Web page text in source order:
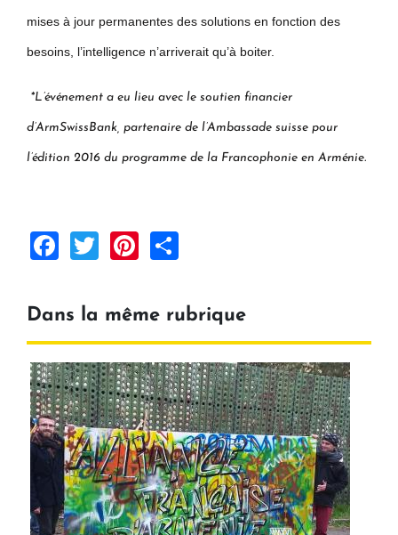
mises à jour permanentes des solutions en fonction des
besoins, l’intelligence n’arriverait qu’à boiter.
*L’événement a eu lieu avec le soutien financier
d’ArmSwissBank, partenaire de l’Ambassade suisse pour
l’édition 2016 du programme de la Francophonie en Arménie.
Facebook
TwitterPinterest
Dans la même rubrique